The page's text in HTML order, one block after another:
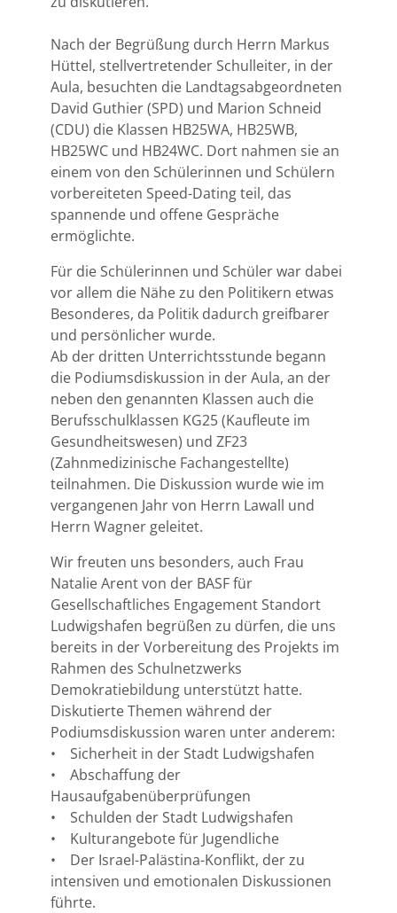
Nach der Begrüßung durch Herrn Markus
Hüttel, stellvertretender Schulleiter, in der
Aula, besuchten die Landtagsabgeordneten
David Guthier (SPD) und Marion Schneid
(CDU) die Klassen HB25WA, HB25WB,
HB25WC und HB24WC. Dort nahmen sie an
einem von den Schülerinnen und Schülern
vorbereiteten Speed-Dating teil, das
spannende und offene Gespräche
ermöglichte.
Für die Schülerinnen und Schüler war dabei
vor allem die Nähe zu den Politikern etwas
Besonderes, da Politik dadurch greifbarer
und persönlicher wurde.
Ab der dritten Unterrichtsstunde begann
die Podiumsdiskussion in der Aula, an der
neben den genannten Klassen auch die
Berufsschulklassen KG25 (Kaufleute im
Gesundheitswesen) und ZF23
(Zahnmedizinische Fachangestellte)
teilnahmen. Die Diskussion wurde wie im
vergangenen Jahr von Herrn Lawall und
Herrn Wagner geleitet.
Wir freuten uns besonders, auch Frau
Natalie Arent von der BASF für
Gesellschaftliches Engagement Standort
Ludwigshafen begrüßen zu dürfen, die uns
bereits in der Vorbereitung des Projekts im
Rahmen des Schulnetzwerks
Demokratiebildung unterstützt hatte.
Diskutierte Themen während der
Podiumsdiskussion waren unter anderem:
• Sicherheit in der Stadt Ludwigshafen
• Abschaffung der
Hausaufgabenüberprüfungen
• Schulden der Stadt Ludwigshafen
• Kulturangebote für Jugendliche
• Der Israel-Palästina-Konflikt, der zu
intensiven und emotionalen Diskussionen
führte.